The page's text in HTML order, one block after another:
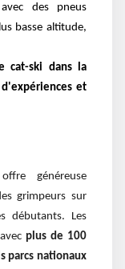
des pneus
basse altitude,
cat-ski dans la
et
généreuse
grimpeurs sur
débutants. Les
plus de 100
parcs nationaux